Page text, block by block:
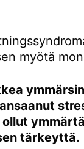
myötä
tärkeyttä.